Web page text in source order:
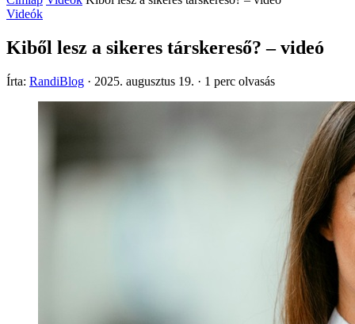
Videók
Kiből lesz a sikeres társkereső? – videó
Írta: RandiBlog · 2025. augusztus 19. · 1 perc olvasás